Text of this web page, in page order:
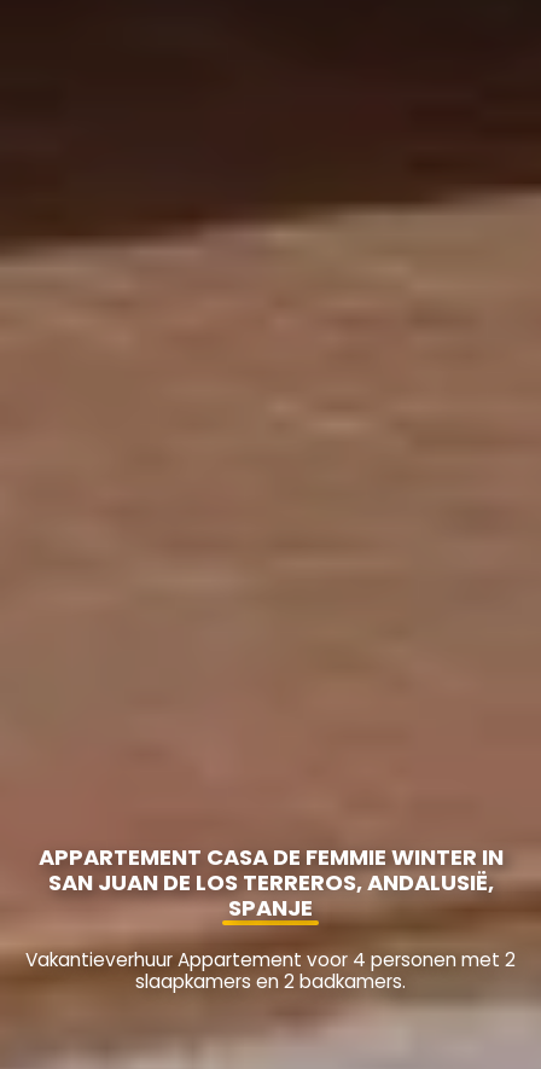
APPARTEMENT CASA DE FEMMIE WINTER IN
SAN JUAN DE LOS TERREROS, ANDALUSIË,
SPANJE
Vakantieverhuur Appartement voor 4 personen met 2
slaapkamers en 2 badkamers.